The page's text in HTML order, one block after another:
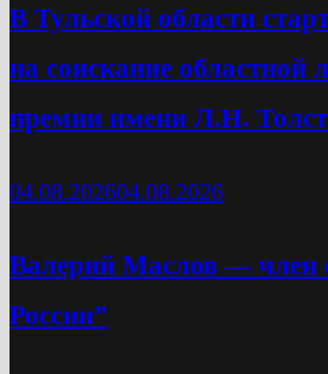
В Тульской области
на соискание областной
премии имени Л.Н.
04.08.202604.08.2026
Валерий Маслов — член
России”